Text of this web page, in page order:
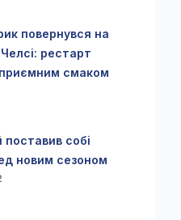
повернувся на
рестарт
смаком
поставив собі
новим сезоном